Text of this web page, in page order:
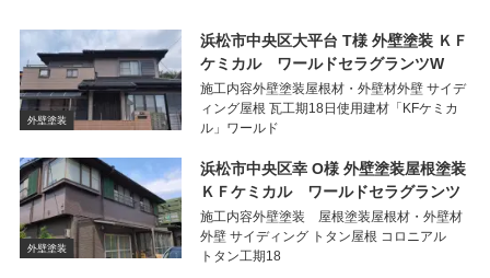
外壁塗装
浜松市中央区大平台 T様 外壁塗装 ＫＦ
ケミカル ワールドセラグランツW
施工内容外壁塗装屋根材・外壁材外壁 サイデ
ィング屋根 瓦工期18日使用建材「KFケミカ
ル」ワールド
外壁塗装
浜松市中央区幸 O様 外壁塗装屋根塗装
ＫＦケミカル ワールドセラグランツ
施工内容外壁塗装 屋根塗装屋根材・外壁材
外壁 サイディング トタン屋根 コロニアル
トタン工期18